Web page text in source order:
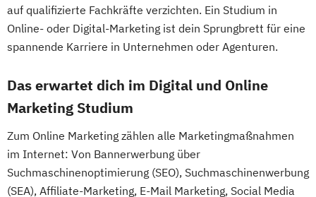
auf qualifizierte Fachkräfte verzichten. Ein Studium in
Online- oder Digital-Marketing ist dein Sprungbrett für eine
spannende Karriere in Unternehmen oder Agenturen.
Das erwartet dich im Digital und Online
Marketing Studium
Zum Online Marketing zählen alle Marketingmaßnahmen
im Internet: Von Bannerwerbung über
Suchmaschinenoptimierung (SEO), Suchmaschinenwerbung
(SEA), Affiliate-Marketing, E-Mail Marketing, Social Media